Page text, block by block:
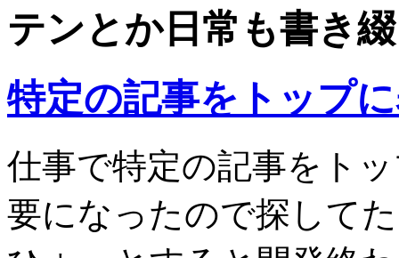
テンとか日常も書き
特定の記事をトップ
仕事で特定の記事をト
要になったので探して